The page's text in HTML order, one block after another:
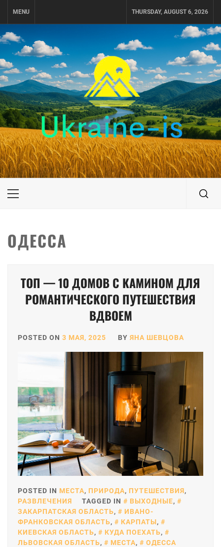
MENU THURSDAY, AUGUST 6, 2026
UKRAINE-IS
ПУТЕШЕСТВИЕ ПО УКРАИНЕ
Primary
ОДЕССА
ТОП — 10 ДОМОВ С КАМИНОМ ДЛЯ
РОМАНТИЧЕСКОГО ПУТЕШЕСТВИЯ
ВДВОЕМ
POSTED ON 3 МАЯ, 2025 BY ЯНА ШЕВЦОВА
POSTED IN МЕСТА, ПРИРОДА, ПУТЕШЕСТВИЯ,
РАЗВЛЕЧЕНИЯ
TAGGED IN ВЫХОДНЫЕ,
ЗАКАРПАТСКАЯ ОБЛАСТЬ,
ИВАНО-
ФРАНКОВСКАЯ ОБЛАСТЬ, КАРПАТЫ,
КИЕВСКАЯ ОБЛАСТЬ, КУДА ПОЕХАТЬ,
ЛЬВОВСКАЯ ОБЛАСТЬ, МЕСТА, ОДЕССА
записей